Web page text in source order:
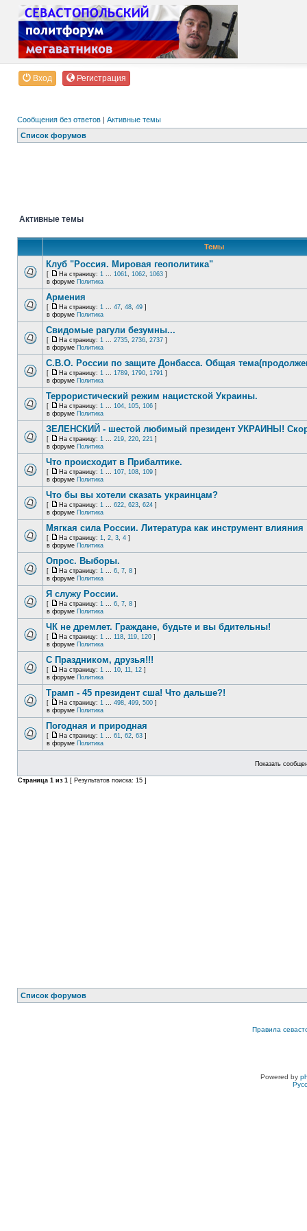
Вход Регистрация
Сообщения без ответов | Активные темы
Список форумов
Активные темы
Темы
Клуб "Россия. Мировая геополитика"
[ На страницу: 1 ... 1061, 1062, 1063 ]
в форуме Политика
Армения
[ На страницу: 1 ... 47, 48, 49 ]
в форуме Политика
Свидомые рагули безумны...
[ На страницу: 1 ... 2735, 2736, 2737 ]
в форуме Политика
С.В.О. России по защите Донбасса. Общая
[ На страницу: 1 ... 1789, 1790, 1791 ]
в форуме Политика
Террористический режим нацистской Украины.
[ На страницу: 1 ... 104, 105, 106 ]
в форуме Политика
ЗЕЛЕНСКИЙ - шестой любимый президент УКРАИНЫ!
[ На страницу: 1 ... 219, 220, 221 ]
в форуме Политика
Что происходит в Прибалтике.
[ На страницу: 1 ... 107, 108, 109 ]
в форуме Политика
Что бы вы хотели сказать украинцам?
[ На страницу: 1 ... 622, 623, 624 ]
в форуме Политика
Мягкая сила России. Литература как инструмент влияния
[ На страницу: 1, 2, 3, 4 ]
в форуме Политика
Опрос. Выборы.
[ На страницу: 1 ... 6, 7, 8 ]
в форуме Политика
Я служу России.
[ На страницу: 1 ... 6, 7, 8 ]
в форуме Политика
ЧК не дремлет. Граждане, будьте и вы бдительны!
[ На страницу: 1 ... 118, 119, 120 ]
в форуме Политика
С Праздником, друзья!!!
[ На страницу: 1 ... 10, 11, 12 ]
в форуме Политика
Трамп - 45 президент сша! Что дальше?!
[ На страницу: 1 ... 498, 499, 500 ]
в форуме Политика
Погодная и природная
[ На страницу: 1 ... 61, 62, 63 ]
в форуме Политика
Показать
Страница 1 из 1 [ Результатов поиска: 15 ]
Список форумов
Правила
Powered by